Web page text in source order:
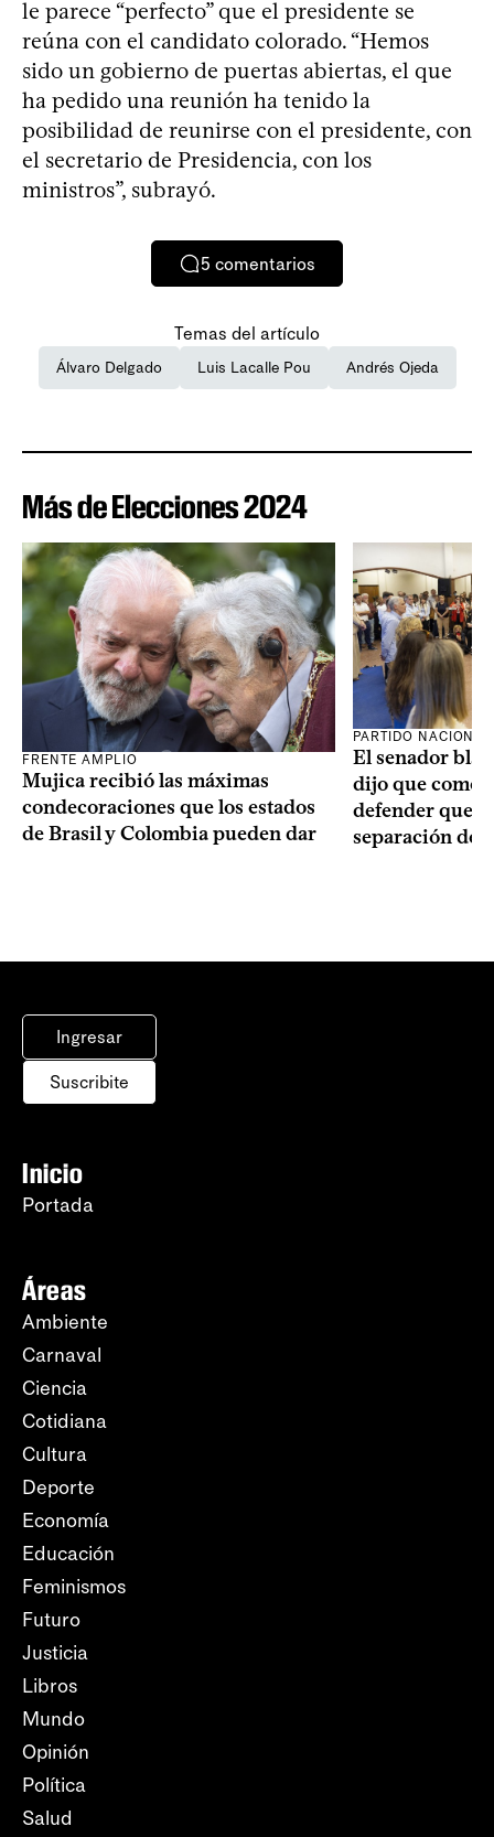
le parece “perfecto” que el presidente se
reúna con el candidato colorado. “Hemos
sido un gobierno de puertas abiertas, el que
ha pedido una reunión ha tenido la
posibilidad de reunirse con el presidente, con
el secretario de Presidencia, con los
ministros”, subrayó.
5 comentarios
Temas del artículo
Álvaro Delgado Luis Lacalle Pou Andrés Ojeda
Más de Elecciones 2024
FRENTE AMPLIO
Mujica recibió las máximas
condecoraciones que los estados
de Brasil y Colombia pueden dar
PARTIDO NACIONAL
El senador
dijo que como
defender que
separación de
Ingresar
Suscribite
Inicio
Portada
Áreas
Ambiente
Carnaval
Ciencia
Cotidiana
Cultura
Deporte
Economía
Educación
Feminismos
Futuro
Justicia
Libros
Mundo
Opinión
Política
Salud